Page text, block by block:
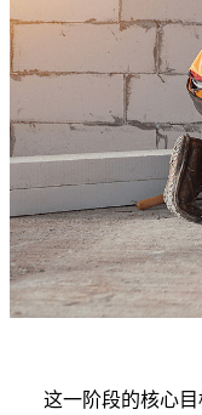
这一阶段的核心